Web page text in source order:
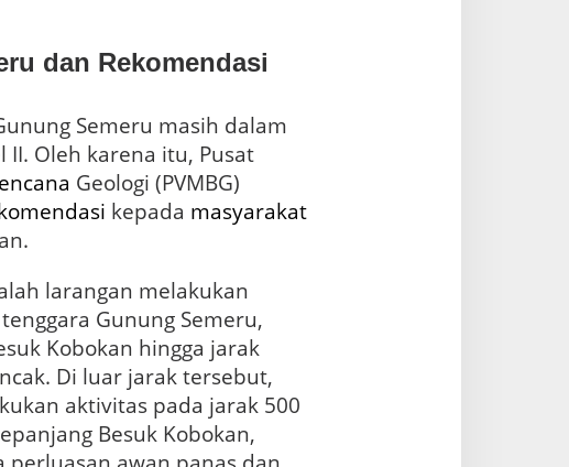
dan Rekomendasi
Semeru masih dalam
II. Oleh karena itu, Pusat
Geologi (PVMBG)
kepada masyarakat
larangan melakukan
Gunung Semeru,
Kobokan hingga jarak
Di luar jarak tersebut,
aktivitas pada jarak 500
Besuk Kobokan,